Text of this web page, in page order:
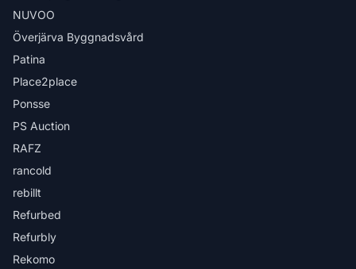
NUVOO
Överjärva Byggnadsvård
Patina
Place2place
Ponsse
PS Auction
RAFZ
rancold
rebillt
Refurbed
Refurbly
Rekomo